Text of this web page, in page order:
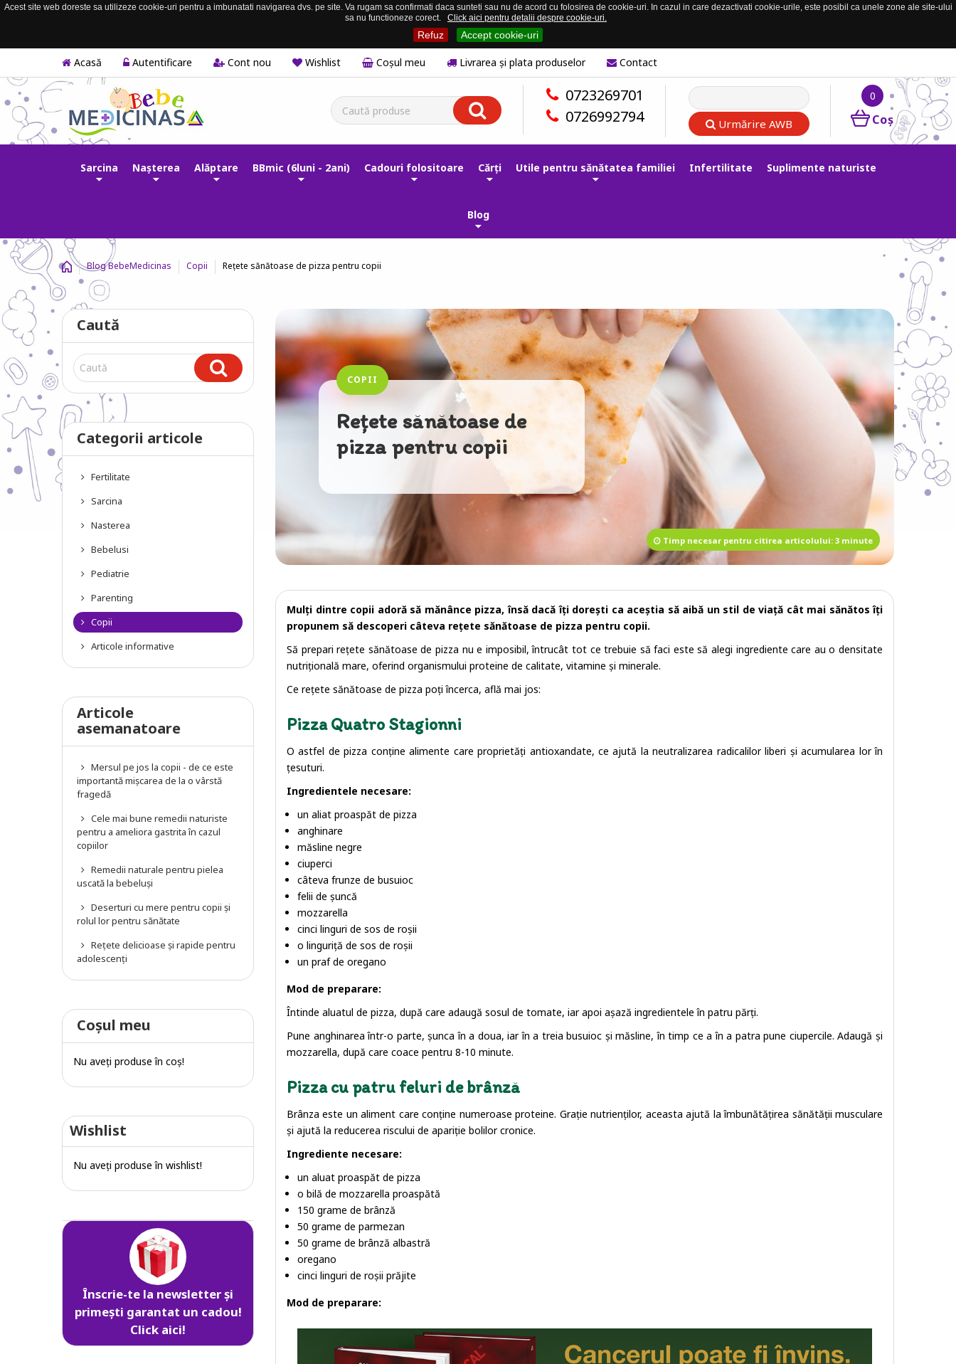
Acest site web doreste sa utilizeze cookie-uri pentru a imbunatati navigarea dvs. pe site. Va rugam sa confirmati daca sunteti sau nu de acord cu folosirea de cookie-uri. In cazul in care dezactivati cookie-urile, este posibil ca unele zone ale site-ului
sa nu functioneze corect.
Click aici pentru detalii despre cookie-uri.
Refuz Accept cookie-uri
Acasă Autentificare Cont nou Wishlist Coşul meu Livrarea și plata produselor Contact
0
Coş
Urmărire AWB
0723269701
0726992794
Sarcina Nașterea Alăptare BBmic (6luni - 2ani) Cadouri folositoare Cărți Utile pentru sănătatea familiei Infertilitate Suplimente naturiste
Blog
Blog BebeMedicinas Copii Rețete sănătoase de pizza pentru copii
Caută
Categorii articole
Fertilitate
Sarcina
Nasterea
Bebelusi
Pediatrie
Parenting
Copii
Articole informative
Articole
asemanatoare
Mersul pe jos la copii - de ce este
importantă mișcarea de la o vârstă
fragedă
Cele mai bune remedii naturiste
pentru a ameliora gastrita în cazul
copiilor
Remedii naturale pentru pielea
uscată la bebeluși
Deserturi cu mere pentru copii și
rolul lor pentru sănătate
Rețete delicioase și rapide pentru
adolescenți
Coşul meu
Nu aveţi produse în coş!
Wishlist
Nu aveţi produse în wishlist!
Înscrie-te la newsletter și
primești garantat un cadou!
Click aici!
Timp necesar pentru citirea articolului: 3 minute
COPII
Rețete sănătoase de
pizza pentru copii
Mulți dintre copii adoră să mănânce pizza, însă dacă îți dorești ca aceștia să aibă un stil de viață cât mai sănătos îți
propunem să descoperi câteva rețete sănătoase de pizza pentru copii.
Să prepari rețete sănătoase de pizza nu e imposibil, întrucât tot ce trebuie să faci este să alegi ingrediente care au o densitate
nutrițională mare, oferind organismului proteine de calitate, vitamine și minerale.
Ce rețete sănătoase de pizza poți încerca, află mai jos:
Pizza Quatro Stagionni
O astfel de pizza conține alimente care proprietăți antioxandate, ce ajută la neutralizarea radicalilor liberi și acumularea lor în
țesuturi.
Ingredientele necesare:
un aliat proaspăt de pizza
anghinare
măsline negre
ciuperci
câteva frunze de busuioc
felii de șuncă
mozzarella
cinci linguri de sos de roșii
o linguriță de sos de roșii
un praf de oregano
Mod de preparare:
Întinde aluatul de pizza, după care adaugă sosul de tomate, iar apoi așază ingredientele în patru părți.
Pune anghinarea într-o parte, șunca în a doua, iar în a treia busuioc și măsline, în timp ce a în a patra pune ciupercile. Adaugă și
mozzarella, după care coace pentru 8-10 minute.
Pizza cu patru feluri de brânză
Brânza este un aliment care conține numeroase proteine. Grație nutrienților, aceasta ajută la îmbunătățirea sănătății musculare
și ajută la reducerea riscului de apariție bolilor cronice.
Ingrediente necesare:
un aluat proaspăt de pizza
o bilă de mozzarella proaspătă
150 grame de brânză
50 grame de parmezan
50 grame de brânză albastră
oregano
cinci linguri de roșii prăjite
Mod de preparare: